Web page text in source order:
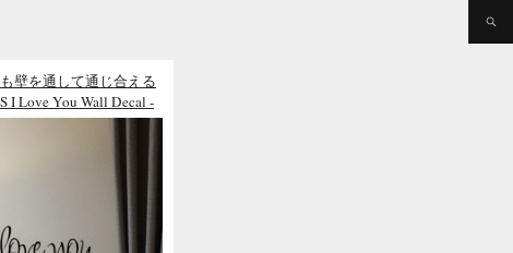
壁を通して通じ合える
I Love You Wall Decal -